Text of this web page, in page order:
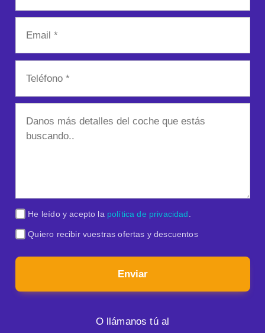
He leído y acepto la política de privacidad.
Quiero recibir vuestras ofertas y descuentos
Enviar
O llámanos tú al